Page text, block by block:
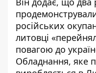
російських
литовці
повагою до
Обладнання, яке